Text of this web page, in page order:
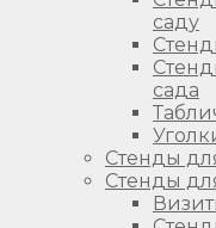
саду
сада
Стенды
Стенды